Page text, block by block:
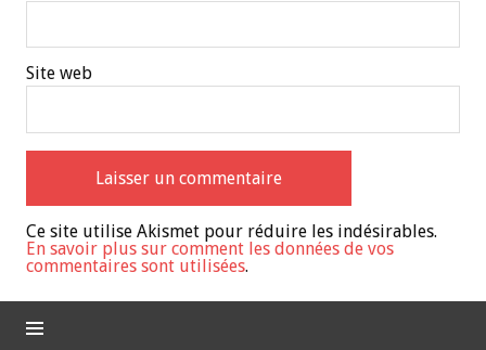
Site web
Ce site utilise Akismet pour réduire les indésirables.
En savoir plus sur comment les données de vos
commentaires sont utilisées.